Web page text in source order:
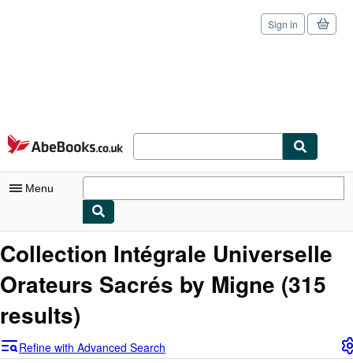
Skip to main content
AbeBooks.co.uk
Sign in
Menu
My Account
Advanced Search
Browse Collections
Collection Intégrale Universelle
Orateurs Sacrés by Migne (315
results)
Refine with Advanced Search